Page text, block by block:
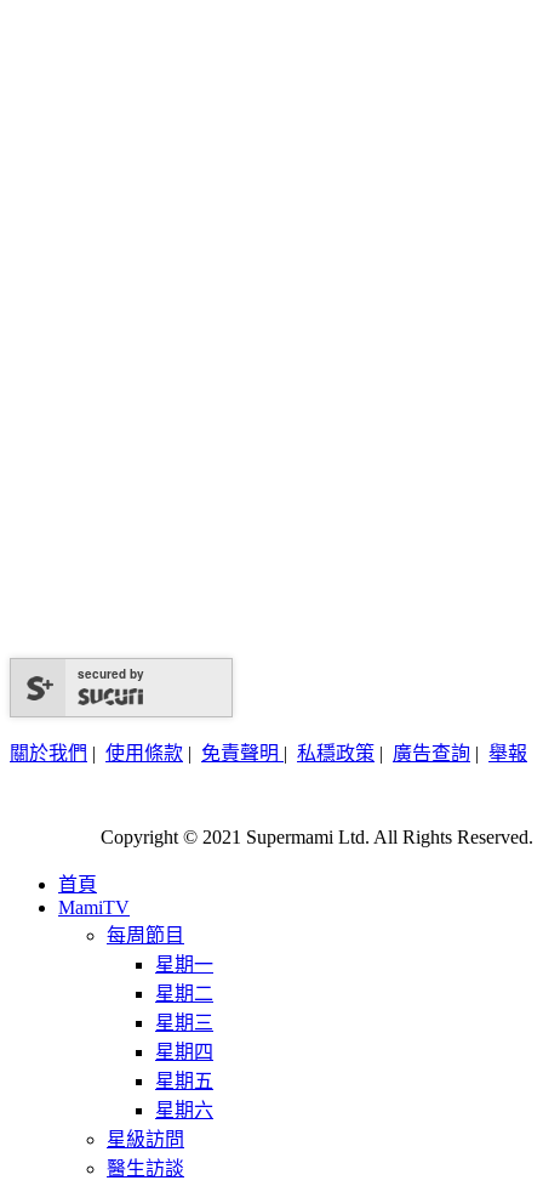
secured by
關於我們 | 使用條款 | 免責聲明 | 私穩政策 | 廣告查詢 | 舉報
Copyright © 2021 Supermami Ltd. All Rights Reserved.
首頁
MamiTV
每周節目
星期一
星期二
星期三
星期四
星期五
星期六
星級訪問
醫生訪談